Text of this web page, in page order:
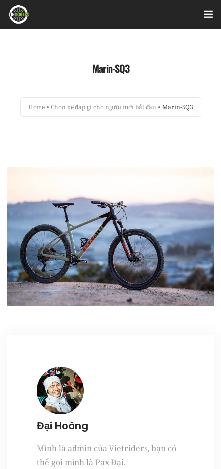
Nhật ký sửa chữa
Register
Marin-SQ3
Home Chọn xe đạp gì cho người mới bắt đầu Marin-SQ3
Đại Hoàng
Mình là admin của Vietriders, bạn có
thể gọi mình là Pax Đại.